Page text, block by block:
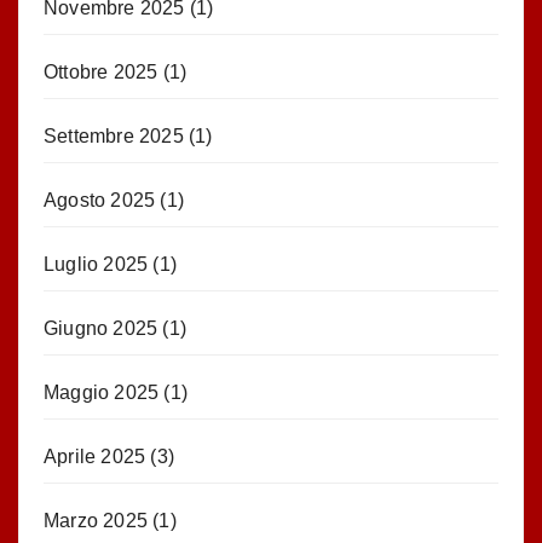
Novembre 2025 (1)
Ottobre 2025 (1)
Settembre 2025(1)
Agosto 2025 (1)
Luglio 2025 (1)
Giugno 2025 (1)
Maggio 2025 (1)
Aprile 2025 (3)
Marzo 2025 (1)